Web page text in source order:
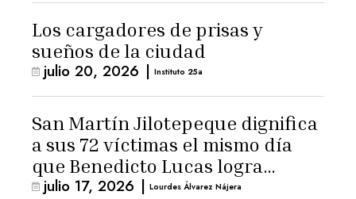
Los cargadores de prisas y
sueños de la ciudad
julio 20, 2026 | Instituto 25a
San Martín Jilotepeque dignifica
a sus 72 víctimas el mismo día
que Benedicto Lucas logra
arresto domiciliario
julio 17, 2026 | Lourdes Álvarez Nájera